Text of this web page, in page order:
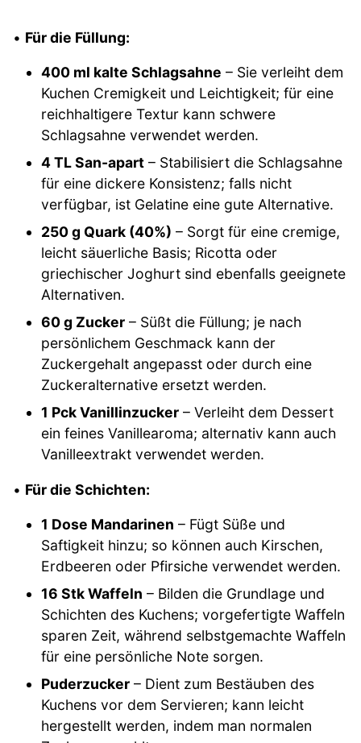
• Für die Füllung:
400 ml kalte Schlagsahne – Sie verleiht dem
Kuchen Cremigkeit und Leichtigkeit; für eine
reichhaltigere Textur kann schwere
Schlagsahne verwendet werden.
4 TL San-apart – Stabilisiert die Schlagsahne
für eine dickere Konsistenz; falls nicht
verfügbar, ist Gelatine eine gute Alternative.
250 g Quark (40%) – Sorgt für eine cremige,
leicht säuerliche Basis; Ricotta oder
griechischer Joghurt sind ebenfalls geeignete
Alternativen.
60 g Zucker – Süßt die Füllung; je nach
persönlichem Geschmack kann der
Zuckergehalt angepasst oder durch eine
Zuckeralternative ersetzt werden.
1 Pck Vanillinzucker – Verleiht dem Dessert
ein feines Vanillearoma; alternativ kann auch
Vanilleextrakt verwendet werden.
• Für die Schichten:
1 Dose Mandarinen – Fügt Süße und
Saftigkeit hinzu; so können auch Kirschen,
Erdbeeren oder Pfirsiche verwendet werden.
16 Stk Waffeln – Bilden die Grundlage und
Schichten des Kuchens; vorgefertigte Waffeln
sparen Zeit, während selbstgemachte Waffeln
für eine persönliche Note sorgen.
Puderzucker – Dient zum Bestäuben des
Kuchens vor dem Servieren; kann leicht
hergestellt werden, indem man normalen